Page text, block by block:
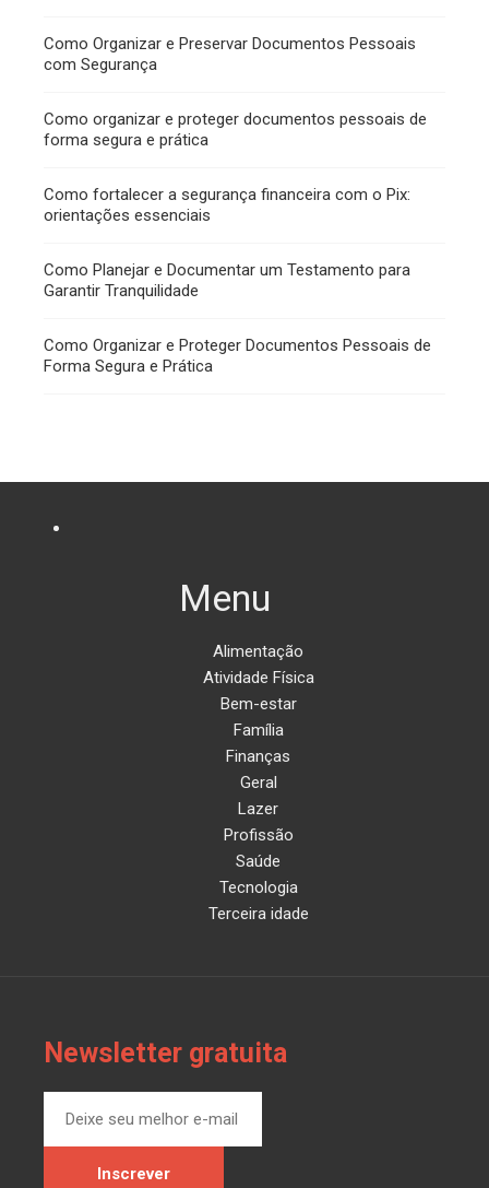
Como Organizar e Preservar Documentos Pessoais
com Segurança
Como organizar e proteger documentos pessoais de
forma segura e prática
Como fortalecer a segurança financeira com o Pix:
orientações essenciais
Como Planejar e Documentar um Testamento para
Garantir Tranquilidade
Como Organizar e Proteger Documentos Pessoais de
Forma Segura e Prática
Menu
Alimentação
Atividade Física
Bem-estar
Família
Finanças
Geral
Lazer
Profissão
Saúde
Tecnologia
Terceira idade
Newsletter gratuita